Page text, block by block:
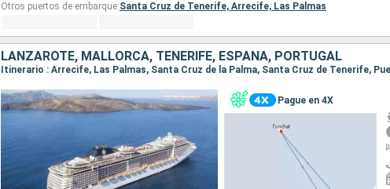
Otros puertos de embarque:Santa Cruz de Tenerife, Arrecife, Las Palmas
LANZAROTE, MALLORCA, TENERIFE, ESPAÑA, PORTUGAL
Pague en 4X